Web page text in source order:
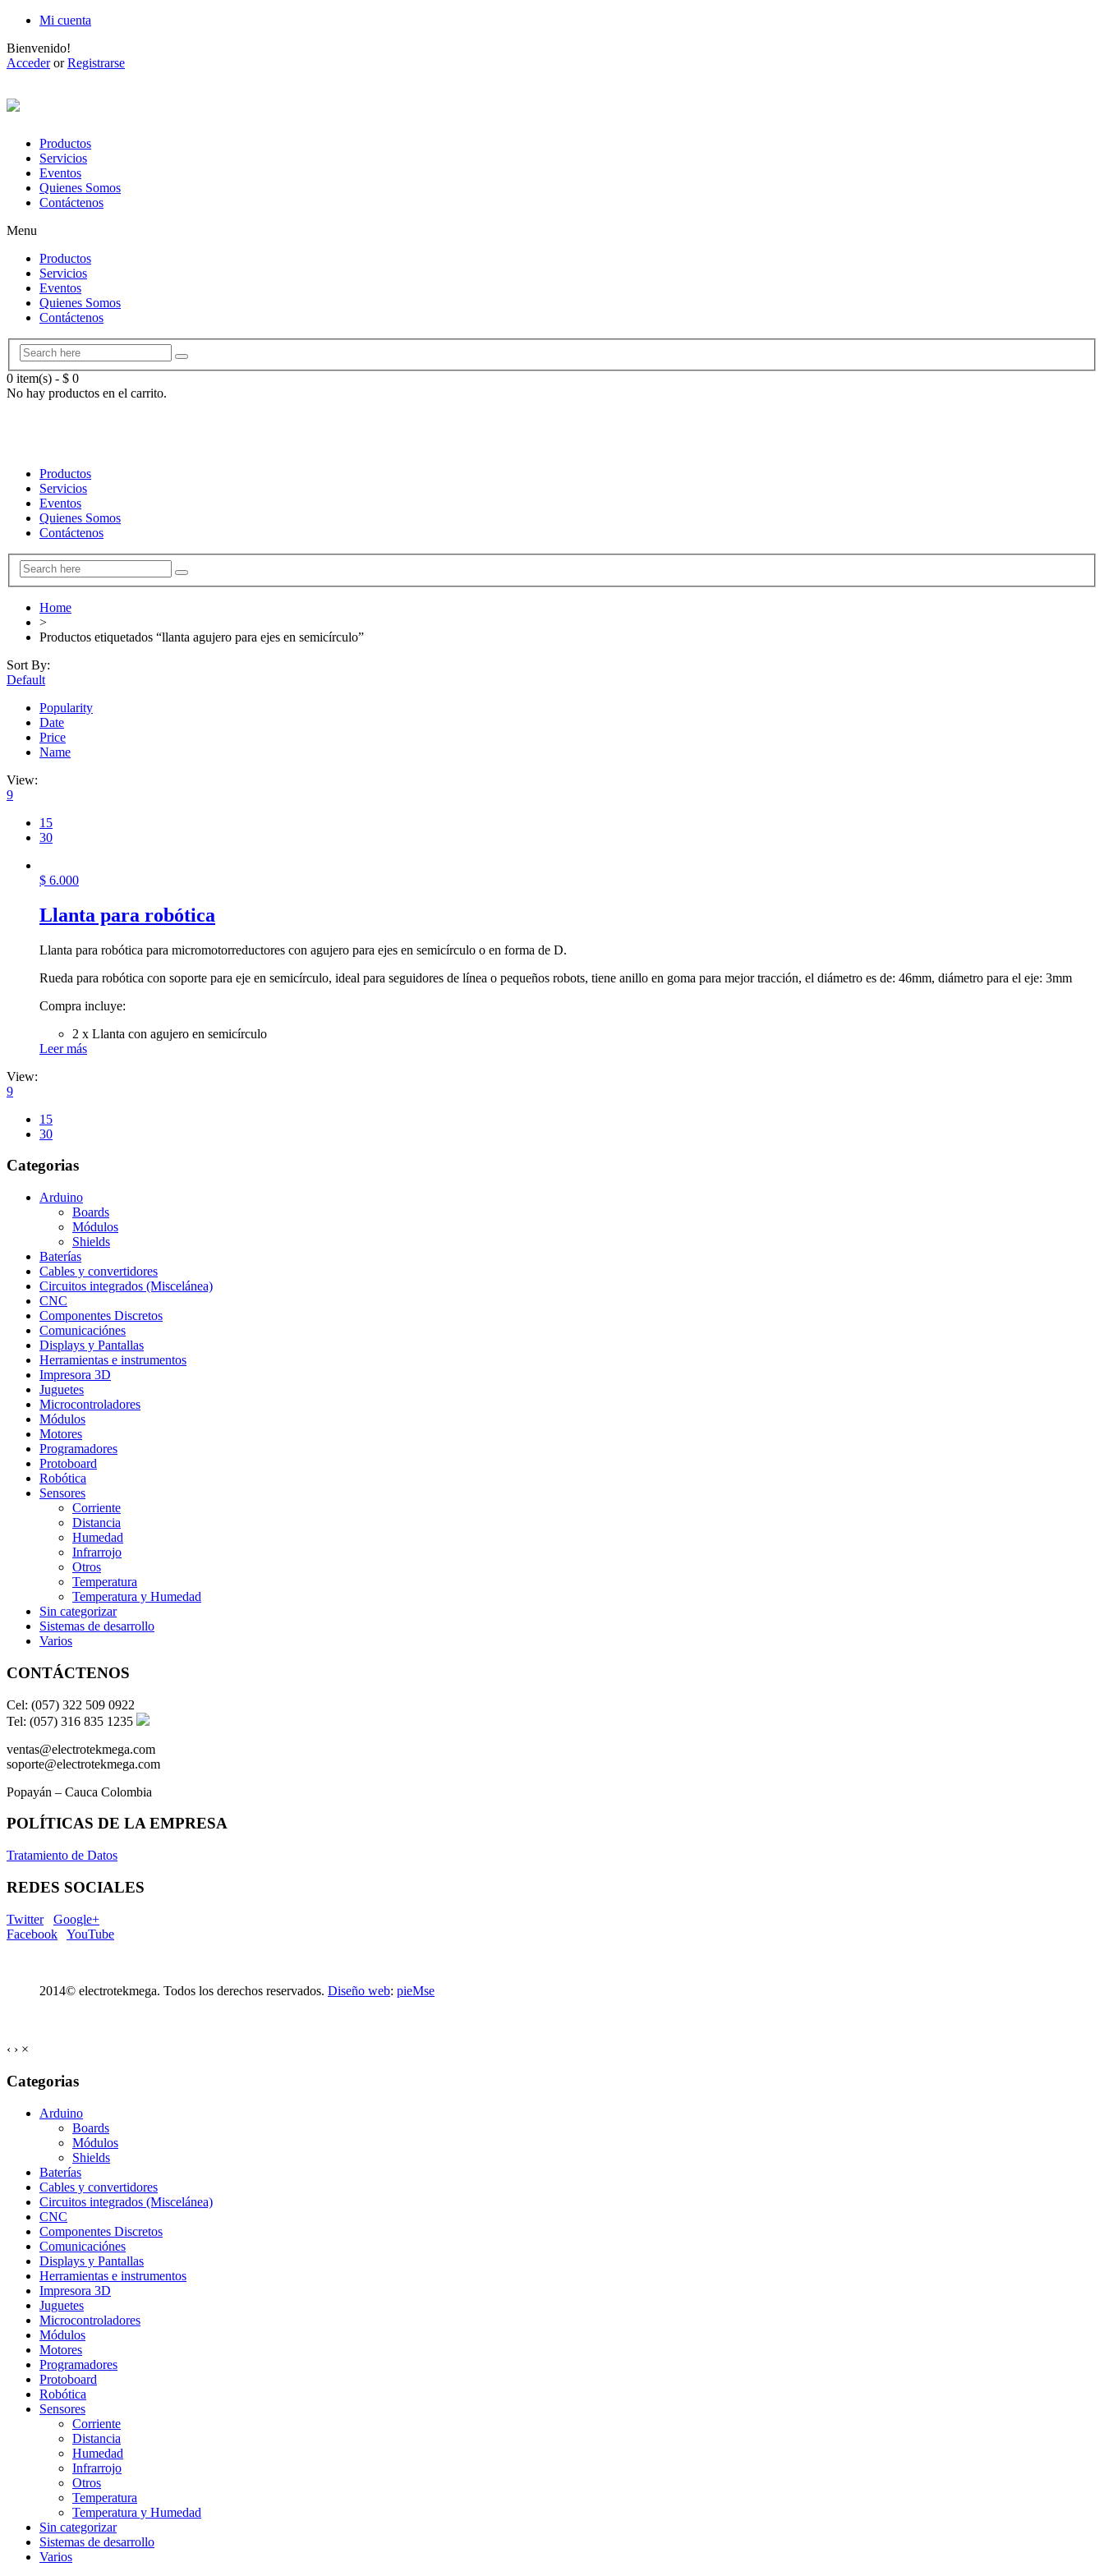
Mi cuenta
Bienvenido!
AccederorRegistrarse
Productos
Servicios
Eventos
Quienes Somos
Contáctenos
Menu
Productos
Servicios
Eventos
Quienes Somos
Contáctenos
0 item(s) - $ 0
No hay productos en el carrito.
Productos
Servicios
Eventos
Quienes Somos
Contáctenos
Home
>
Productos etiquetados “llanta agujero para ejes en semicírculo”
Sort By:
Default
Popularity
Date
Price
Name
View:
9
15
30
$ 6.000
Llanta para robótica
Llanta para robótica para micromotorreductores con agujero para ejes en semicírculo o en forma de D.
Rueda para robótica con soporte para eje en semicírculo, ideal para seguidores de línea o pequeños robots, tiene anillo en goma para mejor tracción, el diámetro es de: 46mm, diámetro para el eje: 3mm
Compra incluye:
2 x Llanta con agujero en semicírculo
Leer más
View:
9
15
30
Categorias
Arduino
Boards
Módulos
Shields
Baterías
Cables y convertidores
Circuitos integrados (Miscelánea)
CNC
Componentes Discretos
Comunicaciónes
Displays y Pantallas
Herramientas e instrumentos
Impresora 3D
Juguetes
Microcontroladores
Módulos
Motores
Programadores
Protoboard
Robótica
Sensores
Corriente
Distancia
Humedad
Infrarrojo
Otros
Temperatura
Temperatura y Humedad
Sin categorizar
Sistemas de desarrollo
Varios
CONTÁCTENOS
Cel: (057) 322 509 0922
Tel: (057) 316 835 1235
ventas@electrotekmega.com
soporte@electrotekmega.com
Popayán – Cauca Colombia
POLÍTICAS DE LA EMPRESA
Tratamiento de Datos
REDES SOCIALES
Twitter
Google+
Facebook
YouTube
2014© electrotekmega. Todos los derechos reservados. Diseño web: pieMse
‹ › ×
Categorias
Arduino
Boards
Módulos
Shields
Baterías
Cables y convertidores
Circuitos integrados (Miscelánea)
CNC
Componentes Discretos
Comunicaciónes
Displays y Pantallas
Herramientas e instrumentos
Impresora 3D
Juguetes
Microcontroladores
Módulos
Motores
Programadores
Protoboard
Robótica
Sensores
Corriente
Distancia
Humedad
Infrarrojo
Otros
Temperatura
Temperatura y Humedad
Sin categorizar
Sistemas de desarrollo
Varios